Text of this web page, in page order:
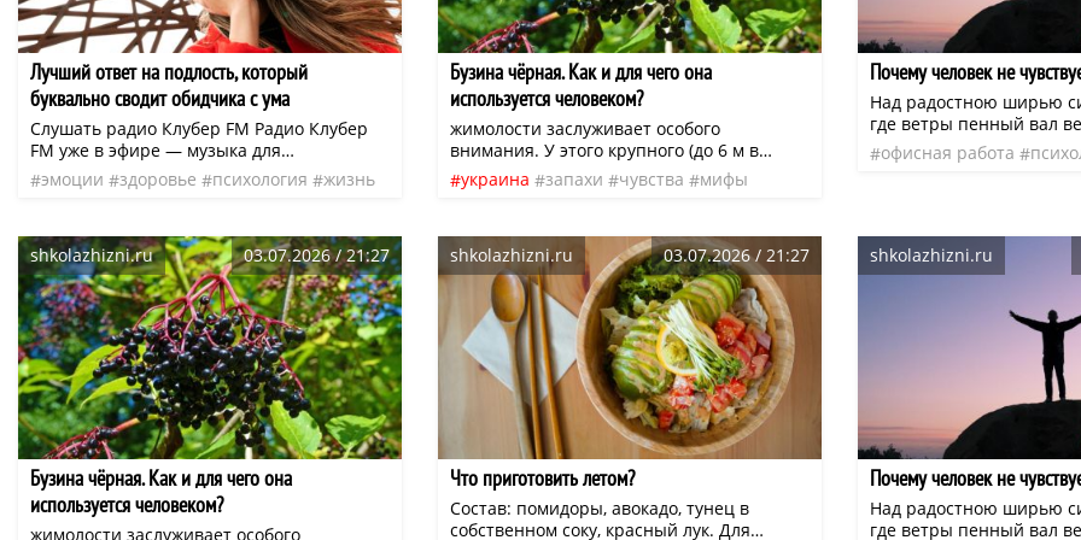
Лучший ответ на подлость, который
буквально сводит обидчика с ума
Слушать радио Клубер FM Радио Клубер
FM уже в эфире — музыка для
вдохновения, отдыха и повседневных дел.
Слушайте онлайн или в приложении:
эмоции здоровье психология
жизнь
Бузина чёрная. Как и для чего она
используется человеком?
жимолости заслуживает особого
внимания. У этого крупного (до 6 м в
высоту) кустарника супротивно
расположенные непарноперистосложные
цветы, имеющие белый цвет, собраны в
крупные плоские соцветия-щитки, имеют
запах, привлекают пчёл.
украина запахи чувства
мифы
Почему человек не
Над радостною ширью
где ветры пенный вал
наши, дом наш и приют.
царство, нет ему
одаряют радостью
офисная работа
shkolazhizni.ru 03.07.2026 / 21:27
Бузина чёрная. Как и для чего она
используется человеком?
жимолости заслуживает особого
shkolazhizni.ru 03.07.2026 / 21:27
Что приготовить летом?
Состав: помидоры, авокадо, тунец в
собственном соку, красный лук. Для
shkolazhizni.ru
Почему человек не
Над радостною ширью
где ветры пенный вал